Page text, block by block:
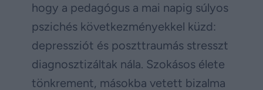
hogy a pedagógus a mai napig súlyos
pszichés következményekkel küzd:
depressziót és poszttraumás stresszt
diagnosztizáltak nála. Szokásos élete
tönkrement, másokba vetett bizalma